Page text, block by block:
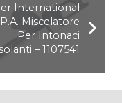
International
Miscelatore
Per Intonaci
– 1107541